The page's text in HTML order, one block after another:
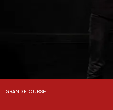
GRANDE OURSE